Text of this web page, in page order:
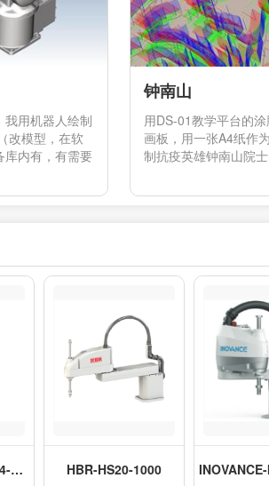
我用机器人绘制
改模型，在软
库内有，有需要
钟南山
用DS-01教学平台的
画板，用一张A4纸作
制抗疫英雄钟南山院
INOVANCE-IR-TS4-35Z15S3 HBR-HS20-1000